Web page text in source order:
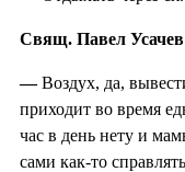
Свящ. Павел Усачев
—Воздух, да,
приходит во время
час в день нету и
сами как-то